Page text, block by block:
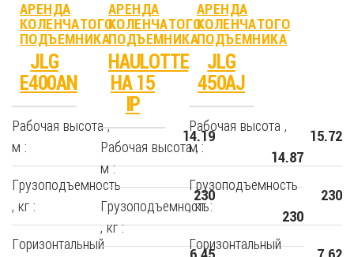
АРЕНДА
КОЛЕНЧАТОГО
ПОДЪЕМНИКА
JLG
E400AN
Рабочая высота ,
м :
14.19
Грузоподъемность
, кг :
230
Горизонтальный
АРЕНДА
КОЛЕНЧАТОГО
ПОДЪЕМНИКА
HAULOTTE
HA 15
IP
Рабочая высота ,
м :
14.87
Грузоподъемность
, кг :
230
АРЕНДА
КОЛЕНЧАТОГО
ПОДЪЕМНИКА
JLG
450AJ
Рабочая высота ,
м :
15.72
Грузоподъемность
, кг :
230
Горизонтальный